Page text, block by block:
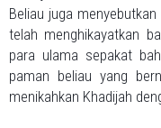
Beliau juga
telah menghikayatkan
para ulama sepakat
paman beliau yang
menikahkan Khadijah